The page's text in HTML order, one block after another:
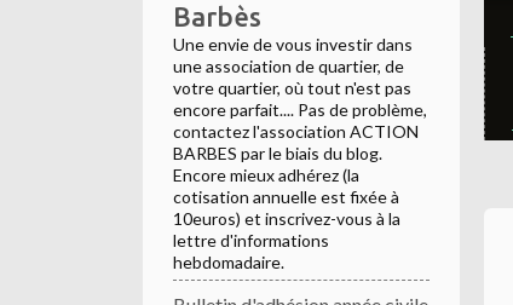
Barbès
Une envie de vous investir dans
une association de quartier, de
votre quartier, où tout n'est pas
encore parfait.... Pas de problème,
contactez l'association ACTION
BARBES par le biais du blog.
Encore mieux adhérez (la
cotisation annuelle est fixée à
10euros) et inscrivez-vous à la
lettre d'informations
hebdomadaire.